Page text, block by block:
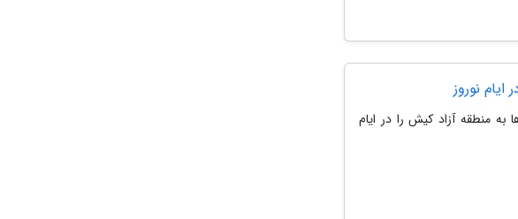
نوروز
منطقه آزاد کیش را در ایام